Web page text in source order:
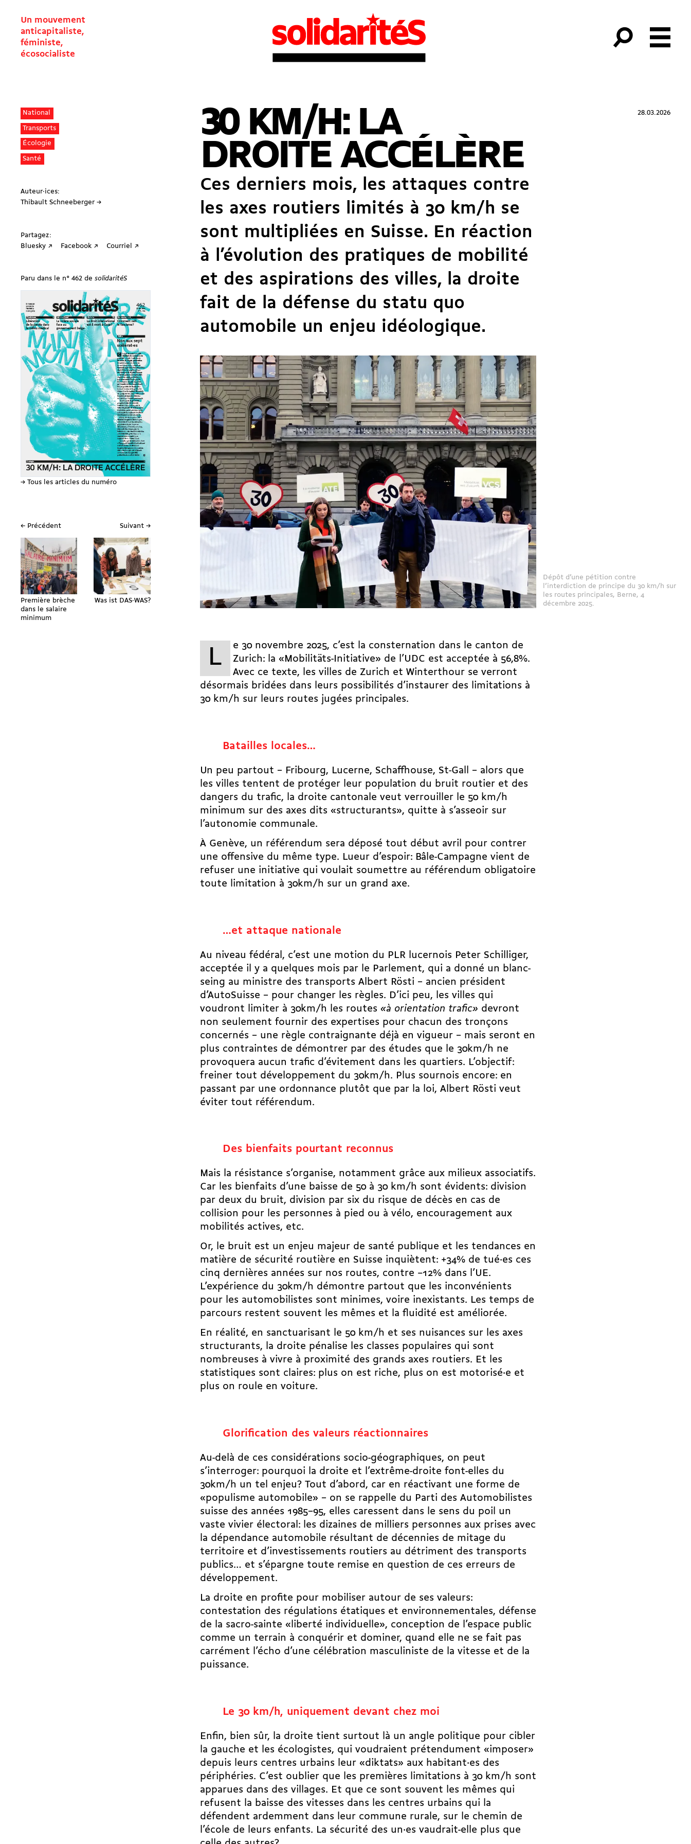
Un mouvement
anticapitaliste,
féministe,
écosocialiste
National
Transports
Écologie
Santé
Auteur·ices:
Thibault Schneeberger →
Partagez:
Bluesky ↗
Facebook ↗ Courriel ↗
Paru dans le n° 462 de solidaritéS
→ Tous les articles du numéro
← Précédent
Première brèche
dans le salaire
minimum
Suivant →
Was ist DAS·WAS?
28.03.2026
30 KM/H: LA
DROITE ACCÉLÈRE
Ces derniers mois, les attaques contre
les axes routiers limités à 30 km/h se
sont multipliées en Suisse. En réaction
à l’évolution des pratiques de mobilité
et des aspirations des villes, la droite
fait de la défense du statu quo
automobile un enjeu idéologique.
Dépôt d’une pétition contre
l’interdiction de principe du 30 km/h sur
les routes principales, Berne, 4
décembre 2025.
L
e 30 novembre 2025, c’est la consternation dans le canton de
Zurich: la «Mobilitäts-­Initiative» de l’UDC est acceptée à 56,8%.
Avec ce texte, les villes de Zurich et Winterthour se verront
désormais bridées dans leurs possibilités d’instaurer des limitations à
30 km/h sur leurs routes jugées principales.
Batailles locales…
Un peu partout – Fribourg, Lucerne, Schaffhouse, St-Gall – alors que
les villes tentent de protéger leur population du bruit routier et des
dangers du trafic, la droite cantonale veut verrouiller le 50 km/h
minimum sur des axes dits «structurants», quitte à s’asseoir sur
l’autonomie communale.
À Genève, un référendum sera déposé tout début avril pour contrer
une offensive du même type. Lueur d’espoir: Bâle-­Campagne vient de
refuser une initiative qui voulait soumettre au référendum obligatoire
toute limitation à 30km/h sur un grand axe.
…et attaque nationale
Au niveau fédéral, c’est une motion du PLR lucernois Peter Schilliger,
acceptée il y a quelques mois par le Parlement, qui a donné un blanc-
seing au ministre des transports Albert Rösti – ancien président
d’AutoSuisse – pour changer les règles. D’ici peu, les villes qui
voudront limiter à 30km/h les routes «à orientation trafic» devront
non seulement fournir des expertises pour chacun des tronçons
concernés – une règle contraignante déjà en vigueur – mais seront en
plus contraintes de démontrer par des études que le 30km/h ne
provoquera aucun trafic d’évitement dans les quartiers. L’objectif:
freiner tout développement du 30km/h. Plus sournois encore: en
passant par une ordonnance plutôt que par la loi, Albert Rösti veut
éviter tout référendum.
Des bienfaits pourtant reconnus
Mais la résistance s’organise, notamment grâce aux milieux associatifs.
Car les bienfaits d’une baisse de 50 à 30 km/h sont évidents: division
par deux du bruit, division par six du risque de décès en cas de
collision pour les personnes à pied ou à vélo, encouragement aux
mobilités actives, etc.
Or, le bruit est un enjeu majeur de santé publique et les tendances en
matière de sécurité routière en Suisse inquiètent: +34% de tué·es ces
cinq dernières années sur nos routes, contre −12% dans l’UE.
L’expérience du 30km/h démontre partout que les inconvénients
pour les automobilistes sont minimes, voire inexistants. Les temps de
parcours restent souvent les mêmes et la fluidité est améliorée.
En réalité, en sanctuarisant le 50 km/h et ses nuisances sur les axes
structurants, la droite pénalise les classes populaires qui sont
nombreuses à vivre à proximité des grands axes routiers. Et les
statistiques sont claires: plus on est riche, plus on est motorisé·e et
plus on roule en voiture.
Glorification des valeurs réactionnaires
Au-delà de ces considérations socio-­géographiques, on peut
s’interroger: pourquoi la droite et l’extrême-droite font-elles du
30km/h un tel enjeu? Tout d’abord, car en réactivant une forme de
«populisme automobile» – on se rappelle du Parti des Automobilistes
suisse des années 1985–95, elles caressent dans le sens du poil un
vaste vivier électoral: les dizaines de milliers personnes aux prises avec
la dépendance automobile résultant de décennies de mitage du
territoire et d’investissements routiers au détriment des transports
publics… et s’épargne toute remise en question de ces erreurs de
développement.
La droite en profite pour mobiliser autour de ses valeurs:
contestation des régulations étatiques et environnementales, défense
de la sacro-sainte «liberté individuelle», conception de l’espace public
comme un terrain à conquérir et dominer, quand elle ne se fait pas
carrément l’écho d’une célébration masculiniste de la vitesse et de la
puissance.
Le 30 km/h, uniquement devant chez moi
Enfin, bien sûr, la droite tient surtout là un angle politique pour cibler
la gauche et les écologistes, qui voudraient prétendument «imposer»
depuis leurs centres urbains leur «diktats» aux habitant·es des
périphéries. C’est oublier que les premières limitations à 30 km/h sont
apparues dans des villages. Et que ce sont souvent les mêmes qui
refusent la baisse des vitesses dans les centres urbains qui la
défendent ardemment dans leur commune rurale, sur le chemin de
l’école de leurs enfants. La sécurité des un·es vaudrait-elle plus que